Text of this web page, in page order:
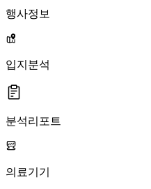
행사정보
입지분석
분석리포트
의료기기